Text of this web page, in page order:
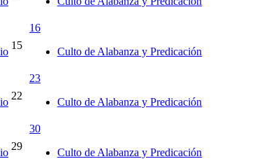
15
16
Culto de Alabanza y Predicación
22
23
Culto de Alabanza y Predicación
29
30
Culto de Alabanza y Predicación